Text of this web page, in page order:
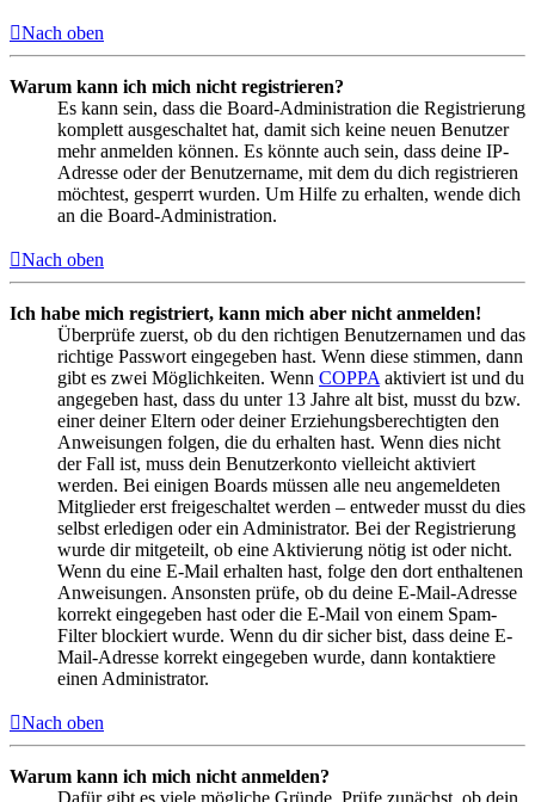
Nach oben
Warum kann ich mich nicht registrieren?
Es kann sein, dass die Board-Administration die Registrierung
komplett ausgeschaltet hat, damit sich keine neuen Benutzer
mehr anmelden können. Es könnte auch sein, dass deine IP-
Adresse oder der Benutzername, mit dem du dich registrieren
möchtest, gesperrt wurden. Um Hilfe zu erhalten, wende dich
an die Board-Administration.
Nach oben
Ich habe mich registriert, kann mich aber nicht anmelden!
Überprüfe zuerst, ob du den richtigen Benutzernamen und das
richtige Passwort eingegeben hast. Wenn diese stimmen, dann
gibt es zwei Möglichkeiten. Wenn COPPA aktiviert ist und du
angegeben hast, dass du unter 13 Jahre alt bist, musst du bzw.
einer deiner Eltern oder deiner Erziehungsberechtigten den
Anweisungen folgen, die du erhalten hast. Wenn dies nicht
der Fall ist, muss dein Benutzerkonto vielleicht aktiviert
werden. Bei einigen Boards müssen alle neu angemeldeten
Mitglieder erst freigeschaltet werden – entweder musst du dies
selbst erledigen oder ein Administrator. Bei der Registrierung
wurde dir mitgeteilt, ob eine Aktivierung nötig ist oder nicht.
Wenn du eine E-Mail erhalten hast, folge den dort enthaltenen
Anweisungen. Ansonsten prüfe, ob du deine E-Mail-Adresse
korrekt eingegeben hast oder die E-Mail von einem Spam-
Filter blockiert wurde. Wenn du dir sicher bist, dass deine E-
Mail-Adresse korrekt eingegeben wurde, dann kontaktiere
einen Administrator.
Nach oben
Warum kann ich mich nicht anmelden?
Dafür gibt es viele mögliche Gründe. Prüfe zunächst, ob dein